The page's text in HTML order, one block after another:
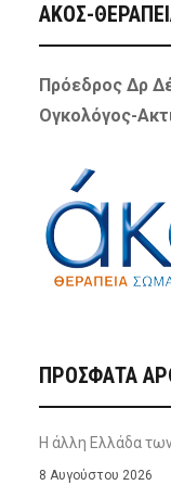
ΑΚΟΣ-
Πρόεδρος Δρ
Ογκολόγος-
ΠΡΌΣΦΑΤΑ
Η άλλη Ελλάδα
8 Αυγούστου 2026